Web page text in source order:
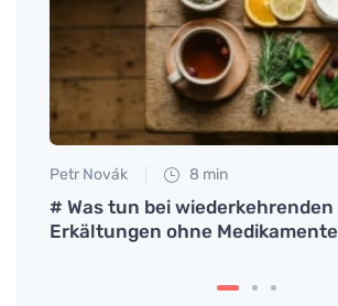
Petr Novák 8 min
# Was tun bei wiederkehrenden
Erkältungen ohne Medikamente